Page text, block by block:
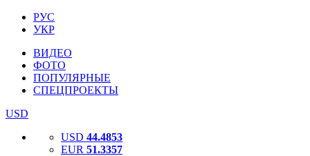
РУС
УКР
ВИДЕО
ФОТО
ПОПУЛЯРНЫЕ
СПЕЦПРОЕКТЫ
USD
USD 44.4853
EUR 51.3357